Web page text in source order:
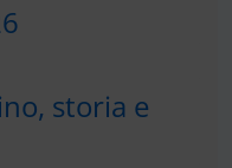
storia e